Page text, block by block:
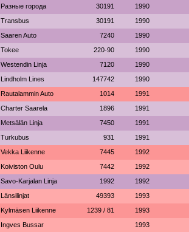
Разные города 30191 1990
Transbus 30191 1990
Saaren Auto 7240 1990
Tokee 220-90 1990
Westendin Linja 7120 1990
Lindholm Lines 147742 1990
Rautalammin Auto 1014 1991
Charter Saarela 1896 1991
Metsälän Linja 7450 1991
Turkubus 931 1991
Vekka Liikenne 7445 1992
Koiviston Oulu 7442 1992
Savo-Karjalan Linja 1992 1992
Länsilinjat 49393 1993
Kylmäsen Liikenne 1239 / 81 1993
Ingves Bussar 1993